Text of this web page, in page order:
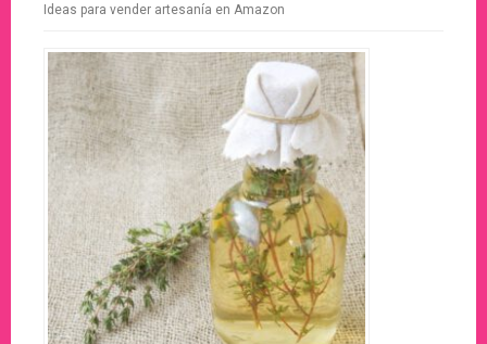
Ideas para vender artesanía en Amazon